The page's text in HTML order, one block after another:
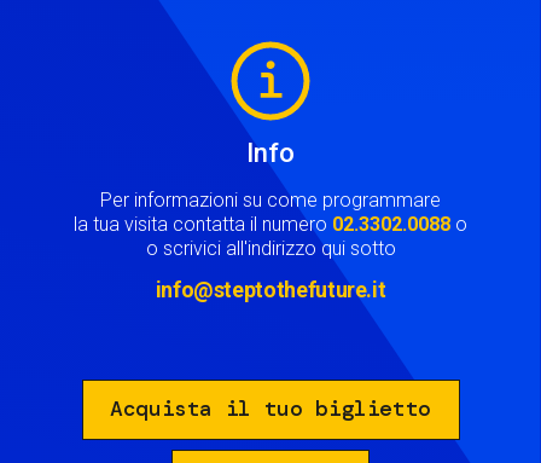
Info
Per informazioni su come programmare
la tua visita contatta il numero 02.3302.0088 o
o scrivici all'indirizzo qui sotto
info@steptothefuture.it
Acquista il tuo biglietto